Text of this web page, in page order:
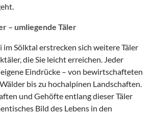
– umliegende Täler
im Sölktal erstrecken sich weitere Täler
die Sie leicht erreichen. Jeder
Eindrücke – von bewirtschafteten
bis zu hochalpinen Landschaften.
und Gehöfte entlang dieser Täler
Bild des Lebens in den